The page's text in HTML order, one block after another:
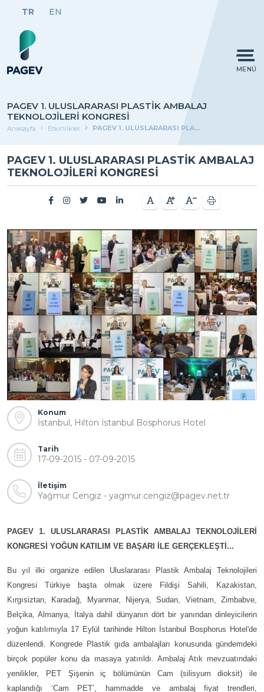
TR EN
MENÜ
PAGEV 1. ULUSLARARASI PLASTİK AMBALAJ
TEKNOLOJİLERİ KONGRESİ
Anasayfa Etkinlikler PAGEV 1. ULUSLARARASI PLASTİK AMBALAJ TEKNOLOJİLERİ KONGRESİ
PAGEV 1. ULUSLARARASI PLASTİK AMBALAJ
TEKNOLOJİLERİ KONGRESİ
Konum
İstanbul, Hilton İstanbul Bosphorus Hotel
Tarih
17-09-2015 - 07-09-2015
İletişim
Yağmur Cengiz - yagmur.cengiz@pagev.net.tr
PAGEV 1. ULUSLARARASI PLASTİK AMBALAJ TEKNOLOJİLERİ
KONGRESİ YOĞUN KATILIM VE BAŞARI İLE GERÇEKLEŞTİ...
Bu yıl ilki organize edilen Uluslararası Plastik Ambalaj Teknolojileri
Kongresi Türkiye başta olmak üzere Fildişi Sahili, Kazakistan,
Kırgısiztan, Karadağ, Myanmar, Nijerya, Sudan, Vietnam, Zimbabve,
Belçika, Almanya, İtalya dahil dünyanın dört bir yanından dinleyicilerin
yoğun katılımıyla 17 Eylül tarihinde Hilton İstanbul Bosphorus Hotel'de
düzenlendi. Kongrede Plastik gıda ambalajları konusunda gündemdeki
birçok popüler konu da masaya yatırıldı. Ambalaj Atık mevzuatındaki
yenilikler, PET Şişenin iç bölümünün Cam (silisyum dioksit) ile
kaplandığı ‘Cam PET’, hammadde ve ambalaj fiyat trendleri,